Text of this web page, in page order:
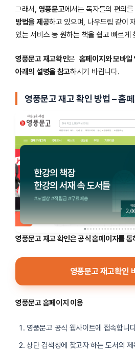
그래서, 영풍문고에서는 독자들의 편의를
방법을 제공하고 있으며, 나우드림 같이
있는 서비스 등 원하는 책을 쉽고 빠르게
영풍문고 재고확인은 홈페이지와 모바일
아래의 설명을 참고하시기 바랍니다.
영풍문고 재고 확인 방법 – 홈
영풍문고 재고 확인은 공식 홈페이지를 통
영풍문고 재고확인
영풍문고 홈페이지 이용
영풍문고 공식 웹사이트에 접속합니
상단 검색창에 찾고자 하는 도서의